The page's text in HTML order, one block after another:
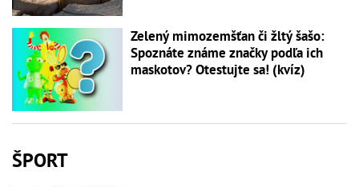
Zelený mimozemšťan či žltý šašo:
Spoznáte známe značky podľa ich
maskotov? Otestujte sa! (kvíz)
ŠPORT